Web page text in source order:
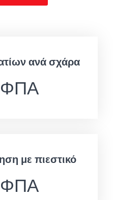
ανά σχάρα
με πιεστικό